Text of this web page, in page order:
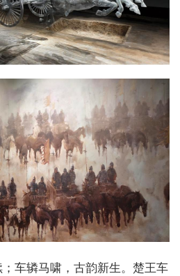
车辚马啸，古韵新生。楚王车